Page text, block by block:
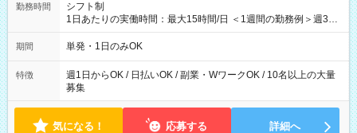
勤務時間
シフト制
1日あたりの実働時間：最大15時間/日 ＜1週間の勤務例＞週3回
勤務 勤務：月・水・金 休み：火・木・土・日 好きな時にお仕事
可能です！ ※1日あたりの最大実働時間は日勤、夜勤共に勤務し
期間 単発・1日のみOK
特徴
週1日からOK / 日払いOK / 副業・WワークOK / 10名以上の大量
募集
気になる！ 応募する 詳細へ